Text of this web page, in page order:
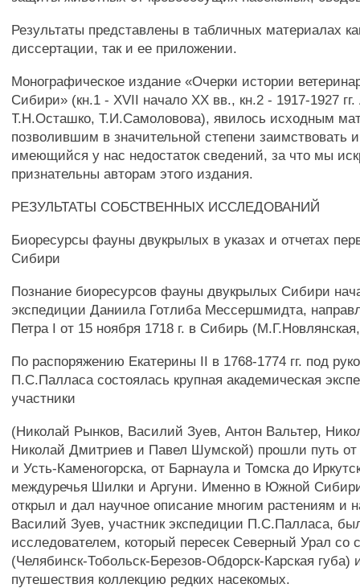
Результаты представлены в табличных материалах
диссертации, так и ее приложении.
Монографическое издание «Очерки истории
Сибири» (кн.1 - XVII начало XX вв., кн.2 - 1917-1927
Т.Н.Осташко, Т.И.Самоловова), явилось исходным
позволившим в значительной степени заимствовать
имеющийся у нас недостаток сведений, за что мы
признательны авторам этого издания.
РЕЗУЛЬТАТЫ СОБСТВЕННЫХ ИССЛЕДОВАНИЙ
Биоресурсы фауны двукрылых в указах и отчетах
Сибири
Познание биоресурсов фауны двукрылых Сибири
экспедиции Даниила Готлиба Мессершмидта,
Петра I от 15 ноября 1718 г. в Сибирь
По распоряжению Екатерины II в 1768-1774 гг. под
П.С.Палласа состоялась крупная академическая
участники
(Николай Рынков, Василий Зуев, Антон Вальтер,
Николай Дмитриев и Павел Шумской) прошли путь от
и Усть-Каменогорска, от Барнаула и Томска до
междуречья Шилки и Аргуни. Именно в Южной
открыл и дал научное описание многим растениям и
Василий Зуев, участник экспедиции П.С.Палласа,
исследователем, который пересек Северный Урал со
(Челябинск-Тобольск-Березов-Обдорск-Карская губа)
путешествия коллекцию редких насекомых.